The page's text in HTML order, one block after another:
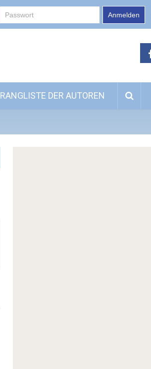
Anmelden
RANGLISTE DER AUTOREN